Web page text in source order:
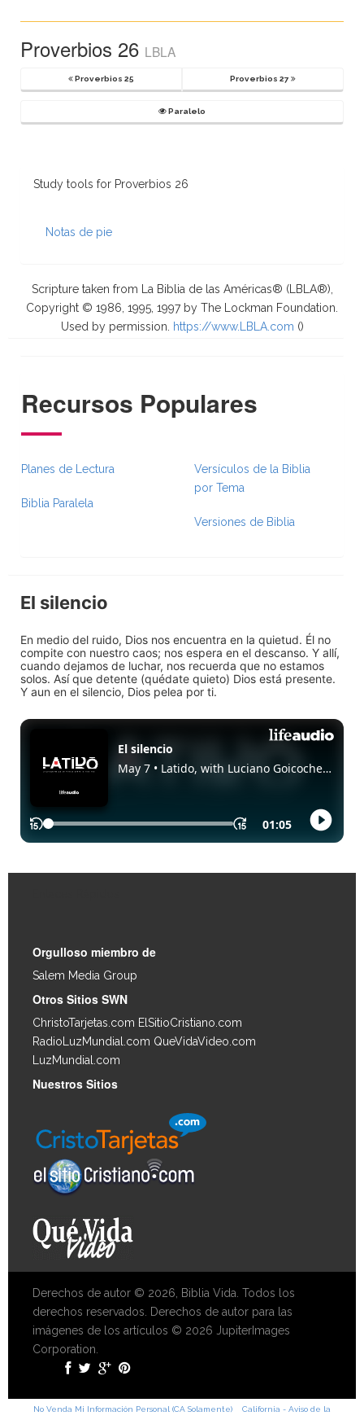
Proverbios 26 LBLA
Proverbios 25 Proverbios 27
Paralelo
Study tools for Proverbios 26
Notas de pie
Scripture taken from La Biblia de las Américas® (LBLA®),
Copyright © 1986, 1995, 1997 by The Lockman Foundation.
Used by permission.
https://www.LBLA.com ()
Recursos Populares
Planes de Lectura
Biblia Paralela
Versículos de la Biblia
por Tema
Versiones de Biblia
El silencio
En medio del ruido, Dios nos encuentra en la quietud. Él no
compite con nuestro caos; nos espera en el descanso. Y allí,
cuando dejamos de luchar, nos recuerda que no estamos
solos. Así que detente (quédate quieto) Dios está presente.
Y aun en el silencio, Dios pelea por ti.
Orgulloso miembro de
Salem Media Group
Otros Sitios SWN
ChristoTarjetas.com ElSitioCristiano.com
RadioLuzMundial.com QueVidaVideo.com
LuzMundial.com
Nuestros Sitios
Derechos de autor © 2026, Biblia Vida. Todos los
derechos reservados. Derechos de autor para las
imágenes de los artículos © 2026 JupiterImages
Corporation.
No Venda Mi Información Personal (CA Solamente) California - Aviso de la